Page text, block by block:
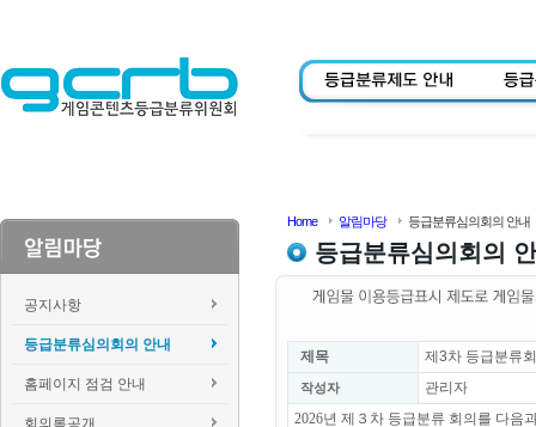
공지사항
등급분류심의회의 안내
홈페이지 점검 안내
회의록공개
Home 알림마당 등급분류심의회의 안내
등급분류심의회의
제목 제3차 등급분류
작성자
관리자
2026년 제３차 등급분류 회의를 다음